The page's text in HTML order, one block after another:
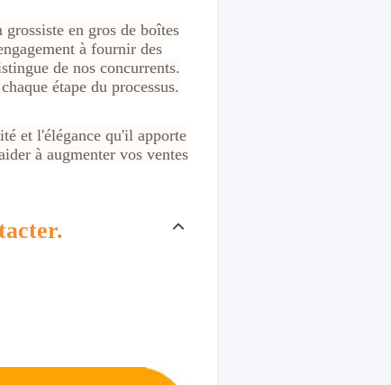
en gros de boîtes
à fournir des
de nos concurrents.
étape du processus.
et l'élégance qu'il apporte
à augmenter vos ventes